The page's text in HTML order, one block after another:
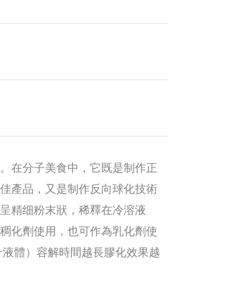
在分子美食中，它既是制作正
產品，又是制作反向球化技術
精细粉末狀，稀釋在冷溶液
化劑使用，也可作為乳化劑使
體）容解時間越長膠化效果越